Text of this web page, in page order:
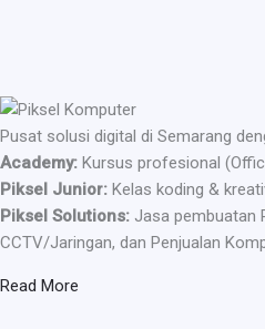
Pusat solusi digital di Semarang
Academy: Kursus profesional
Piksel Junior: Kelas koding &
Piksel Solutions: Jasa pembuatan
CCTV/Jaringan, dan Penjualan
Read More